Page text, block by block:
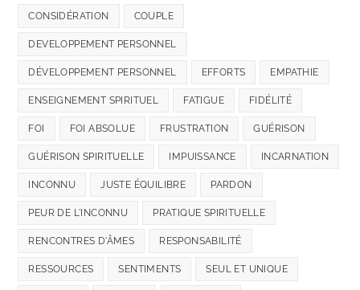
CONSIDÉRATION COUPLE
DEVELOPPEMENT PERSONNEL
DÉVELOPPEMENT PERSONNEL EFFORTS EMPATHIE
ENSEIGNEMENT SPIRITUEL FATIGUE FIDÉLITÉ
FOI FOI ABSOLUE FRUSTRATION GUÉRISON
GUÉRISON SPIRITUELLE IMPUISSANCE INCARNATION
INCONNU JUSTE ÉQUILIBRE PARDON
PEUR DE L'INCONNU PRATIQUE SPIRITUELLE
RENCONTRES D'ÂMES RESPONSABILITÉ
RESSOURCES SENTIMENTS SEUL ET UNIQUE